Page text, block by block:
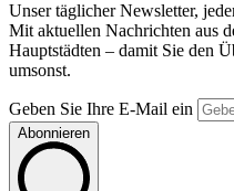
Unser täglicher Newsletter,
Mit aktuellen Nachrichten aus
Hauptstädten – damit Sie den
umsonst.
Geben Sie Ihre E-Mail ein
Abonnieren